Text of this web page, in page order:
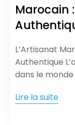
Marocain
L’Artisanat
Authentique
dans le
Lire la suite